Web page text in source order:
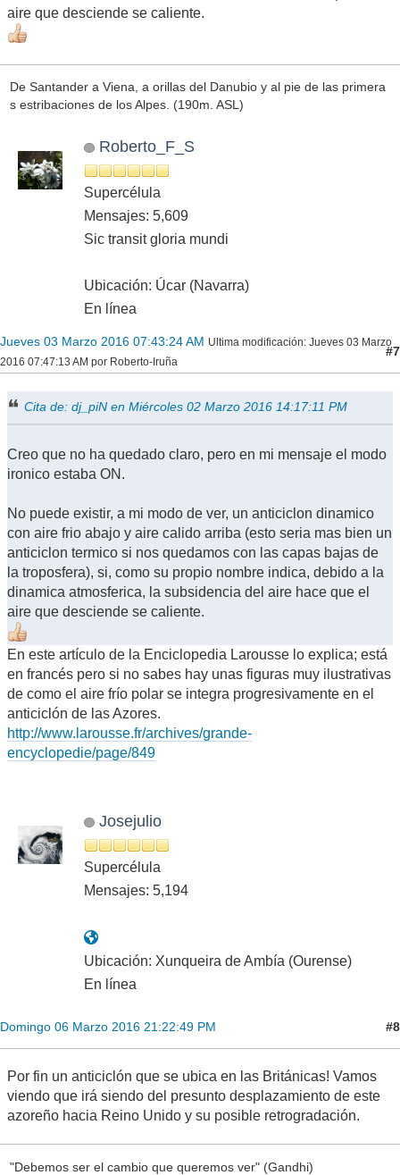
aire que desciende se caliente.
De Santander a Viena, a orillas del Danubio y al pie de las primera
s estribaciones de los Alpes. (190m. ASL)
Roberto_F_S
Supercélula
Mensajes: 5,609
Sic transit gloria mundi
Ubicación: Úcar (Navarra)
En línea
Jueves 03 Marzo 2016 07:43:24 AM Ultima modificación: Jueves 03 Marzo
2016 07:47:13 AM por Roberto-Iruña
#7
Cita de: dj_piN en Miércoles 02 Marzo 2016 14:17:11 PM
Creo que no ha quedado claro, pero en mi mensaje el modo
ironico estaba ON.
No puede existir, a mi modo de ver, un anticiclon dinamico
con aire frio abajo y aire calido arriba (esto seria mas bien un
anticiclon termico si nos quedamos con las capas bajas de
la troposfera), si, como su propio nombre indica, debido a la
dinamica atmosferica, la subsidencia del aire hace que el
aire que desciende se caliente.
En este artículo de la Enciclopedia Larousse lo explica; está
en francés pero si no sabes hay unas figuras muy ilustrativas
de como el aire frío polar se integra progresivamente en el
anticiclón de las Azores.
http://www.larousse.fr/archives/grande-
encyclopedie/page/849
Josejulio
Supercélula
Mensajes: 5,194
Ubicación: Xunqueira de Ambía (Ourense)
En línea
Domingo 06 Marzo 2016 21:22:49 PM #8
Por fin un anticiclón que se ubica en las Británicas! Vamos
viendo que irá siendo del presunto desplazamiento de este
azoreño hacia Reino Unido y su posible retrogradación.
"Debemos ser el cambio que queremos ver" (Gandhi)